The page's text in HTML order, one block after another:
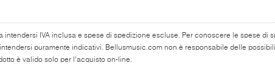
intendersi IVA inclusa e spese di spedizione escluse. Per conoscere le spese
puramente indicativi. Bellusmusic.com non è responsabile delle
è valido solo per l'acquisto on-line.